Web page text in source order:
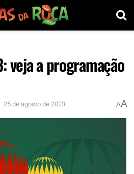
veja a programação
25 de agosto de 2023 AA